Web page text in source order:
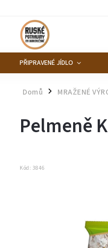
PŘIPRAVENÉ JÍDLO
Domů / MRAŽENÉ
Pelmeně
Kód: 3846